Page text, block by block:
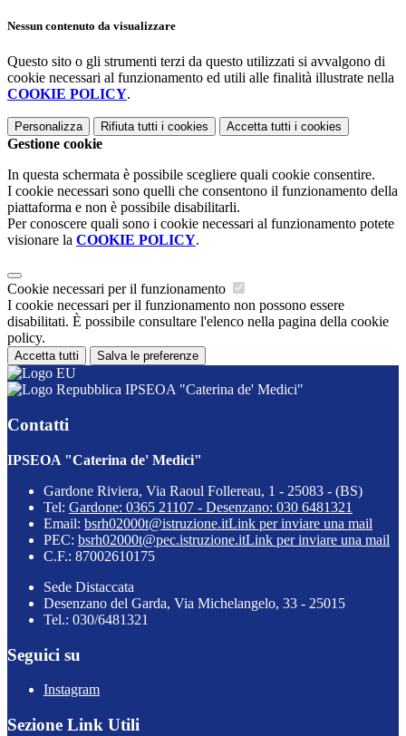
Nessun contenuto da visualizzare
Questo sito o gli strumenti terzi da questo utilizzati si avvalgono di
cookie necessari al funzionamento ed utili alle finalità illustrate nella
COOKIE POLICY.
Personalizza Rifiuta tutti i cookies Accetta tutti i cookies
Gestione cookie
In questa schermata è possibile scegliere quali cookie consentire.
I cookie necessari sono quelli che consentono il funzionamento della
piattaforma e non è possibile disabilitarli.
Per conoscere quali sono i cookie necessari al funzionamento potete
visionare la COOKIE POLICY.
Cookie necessari per il funzionamento
I cookie necessari per il funzionamento non possono essere
disabilitati. È possibile consultare l'elenco nella pagina della cookie
policy.
Accetta tutti Salva le preferenze
IPSEOA "Caterina de' Medici"
Contatti
IPSEOA "Caterina de' Medici"
Gardone Riviera, Via Raoul Follereau, 1 - 25083 - (BS)
Tel: Gardone: 0365 21107 - Desenzano: 030 6481321
Email: bsrh02000t@istruzione.itLink per inviare una mail
PEC: bsrh02000t@pec.istruzione.itLink per inviare una mail
C.F.: 87002610175
Sede Distaccata
Desenzano del Garda, Via Michelangelo, 33 - 25015
Tel.: 030/6481321
Seguici su
Instagram
Sezione Link Utili